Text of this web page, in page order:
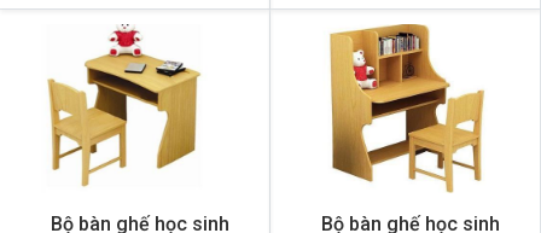
Bộ bàn ghế học sinh
Bộ bàn ghế học sinh